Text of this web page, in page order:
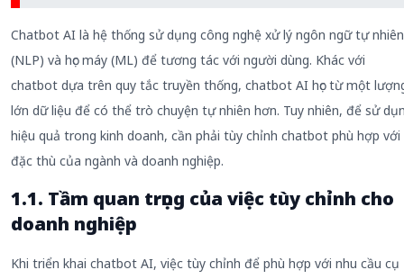
Chatbot AI là hệ thống sử dụng công nghệ xử lý ngôn ngữ tự nhiên
(NLP) và học máy (ML) để tương tác với người dùng. Khác với
chatbot dựa trên quy tắc truyền thống, chatbot AI học từ một
lớn dữ liệu để có thể trò chuyện tự nhiên hơn. Tuy nhiên, để sử
hiệu quả trong kinh doanh, cần phải tùy chỉnh chatbot phù hợp với
đặc thù của ngành và doanh nghiệp.
1.1. Tầm quan trọng của việc tùy chỉnh cho
doanh nghiệp
Khi triển khai chatbot AI, việc tùy chỉnh để phù hợp với nhu cầu cụ